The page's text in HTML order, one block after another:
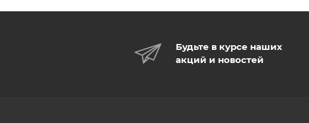
Будьте в курсе наших
акций и новостей